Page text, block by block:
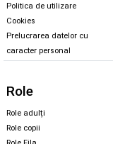
Politica de utilizare
Cookies
Prelucrarea datelor cu
caracter personal
Role
Role adulți
Role copii